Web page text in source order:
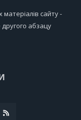
сайту -
абзацу